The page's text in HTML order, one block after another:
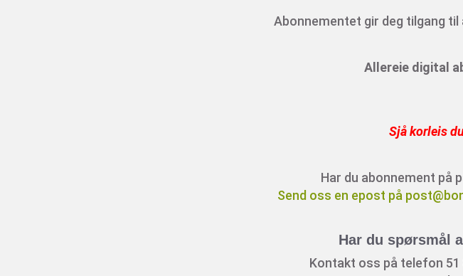
Abonnementet gir deg tilgang
Allereie digital
Sjå korleis
Har du abonnement på
Send oss en epost på
Har du spørsmål
Kontakt oss på telefon 51